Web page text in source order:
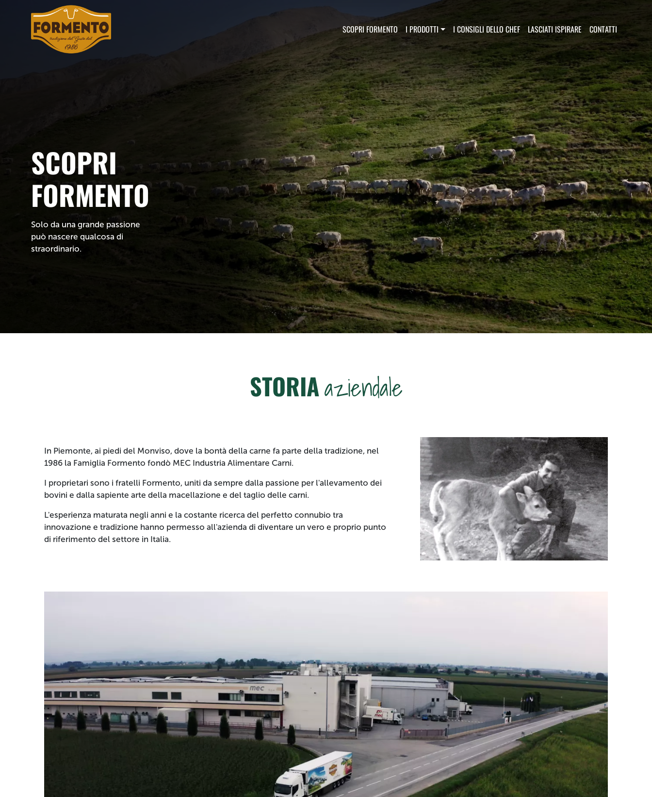
Salta al contenuto principale
Navigazione principale
SCOPRI FORMENTO I PRODOTTI I CONSIGLI DELLO CHEF LASCIATI ISPIRARE CONTATTI
SCOPRI
FORMENTO
Solo da una grande passione
può nascere qualcosa di
straordinario.
STORIAaziendale
In Piemonte, ai piedi del Monviso, dove la bontà della carne fa parte della tradizione, nel
1986 la Famiglia Formento fondò MEC Industria Alimentare Carni.
I proprietari sono i fratelli Formento, uniti da sempre dalla passione per l'allevamento dei
bovini e dalla sapiente arte della macellazione e del taglio delle carni.
L'esperienza maturata negli anni e la costante ricerca del perfetto connubio tra
innovazione e tradizione hanno permesso all'azienda di diventare un vero e proprio punto
di riferimento del settore in Italia.